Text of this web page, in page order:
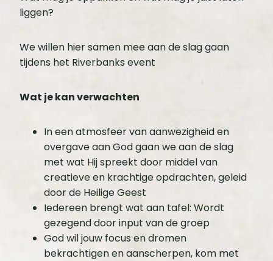
liggen?
We willen hier samen mee aan de slag gaan
tijdens het Riverbanks event
Wat je kan verwachten
In een atmosfeer van aanwezigheid en
overgave aan God gaan we aan de slag
met wat Hij spreekt door middel van
creatieve en krachtige opdrachten, geleid
door de Heilige Geest
Iedereen brengt wat aan tafel: Wordt
gezegend door input van de groep
God wil jouw focus en dromen
bekrachtigen en aanscherpen, kom met